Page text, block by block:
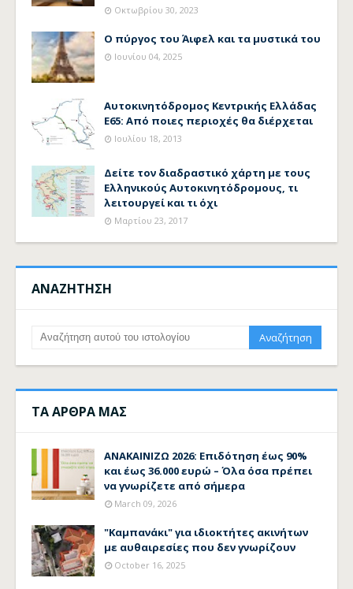
Οκτωβρίου 30, 2023
Ο πύργος του Άιφελ και τα μυστικά του
Ιουνίου 04, 2025
Αυτοκινητόδρομος Κεντρικής Ελλάδας
Ε65: Από ποιες περιοχές θα διέρχεται
Ιουλίου 18, 2013
Δείτε τον διαδραστικό χάρτη με τους
Ελληνικούς Αυτοκινητόδρομους, τι
λειτουργεί και τι όχι
Μαρτίου 23, 2017
ΑΝΑΖΗΤΗΣΗ
ΤΑ ΑΡΘΡΑ ΜΑΣ
ΑΝΑΚΑΙΝΙΖΩ 2026: Επιδότηση έως 90%
και έως 36.000 ευρώ – Όλα όσα πρέπει
να γνωρίζετε από σήμερα
March 09, 2026
"Καμπανάκι" για ιδιοκτήτες ακινήτων
με αυθαιρεσίες που δεν γνωρίζουν
October 16, 2025